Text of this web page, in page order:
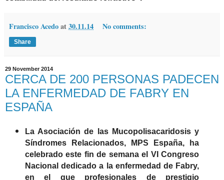
Francisco Acedoat30.11.14 No comments:
Share
29 November 2014
CERCA DE 200 PERSONAS PADECEN
LA ENFERMEDAD DE FABRY EN
ESPAÑA
La Asociación de las Mucopolisacaridosis y
Síndromes Relacionados, MPS España, ha
celebrado este fin de semana el VI Congreso
Nacional dedicado a la enfermedad de Fabry,
en el que profesionales de prestigio